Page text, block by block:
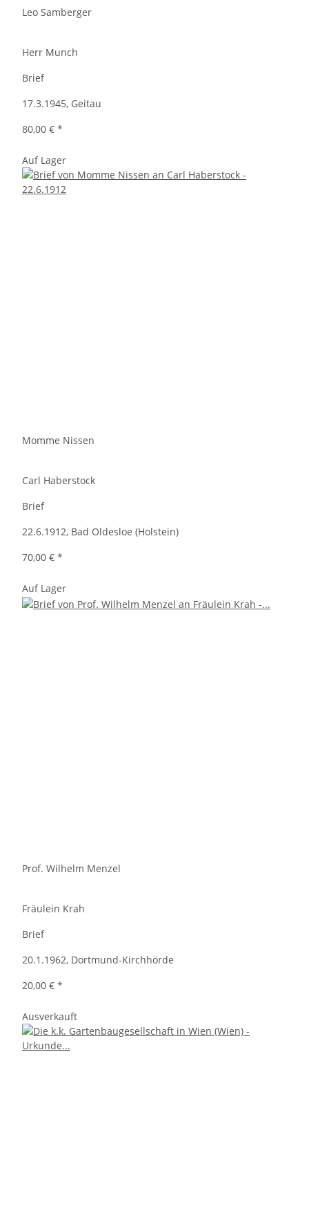
Leo Samberger
Herr Munch
Brief
17.3.1945, Geitau
80,00 € *
Auf Lager
Momme Nissen
Carl Haberstock
Brief
22.6.1912, Bad Oldesloe (Holstein)
70,00 € *
Auf Lager
Prof. Wilhelm Menzel
Fräulein Krah
Brief
20.1.1962, Dortmund-Kirchhörde
20,00 € *
Ausverkauft